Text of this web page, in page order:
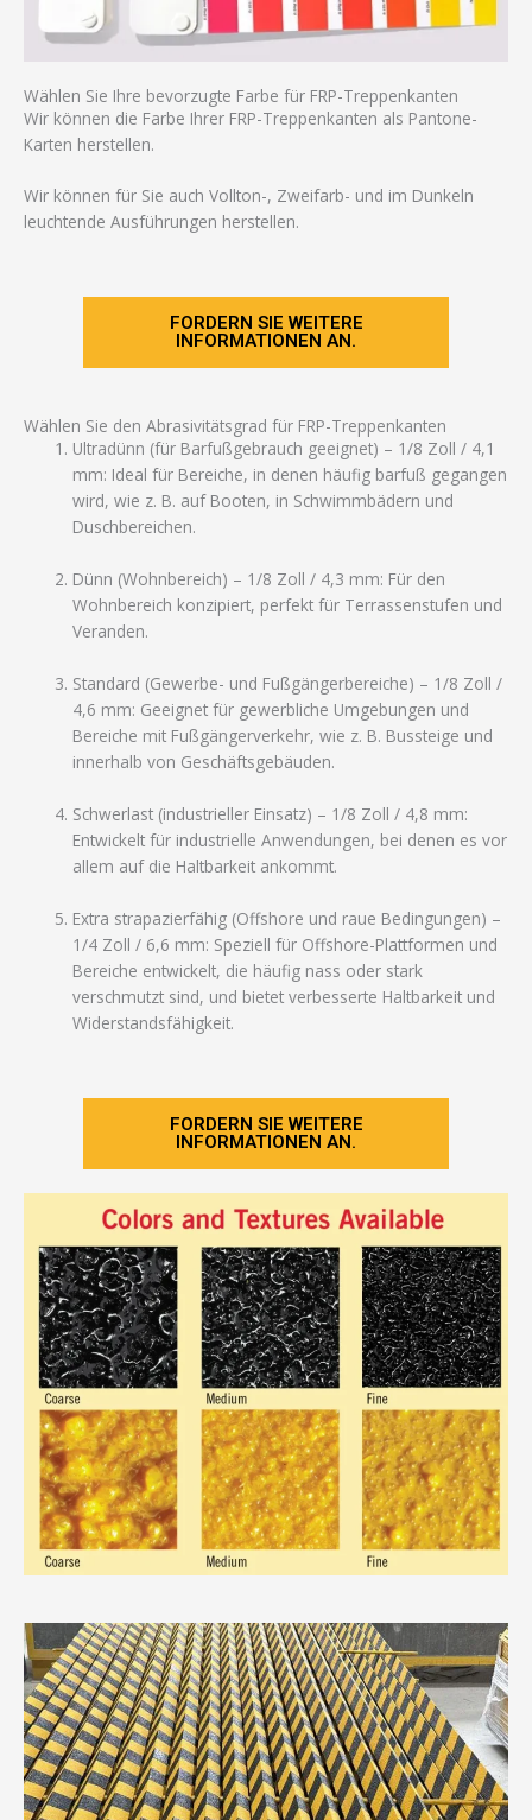
Wählen Sie Ihre bevorzugte Farbe für FRP-Treppenkanten
Wir können die Farbe Ihrer FRP-Treppenkanten als Pantone-
Karten herstellen.
Wir können für Sie auch Vollton-, Zweifarb- und im Dunkeln
leuchtende Ausführungen herstellen.
FORDERN SIE WEITERE
INFORMATIONEN AN.
Wählen Sie den Abrasivitätsgrad für FRP-Treppenkanten
Ultradünn (für Barfußgebrauch geeignet) – 1/8 Zoll / 4,1
mm: Ideal für Bereiche, in denen häufig barfuß gegangen
wird, wie z. B. auf Booten, in Schwimmbädern und
Duschbereichen.
Dünn (Wohnbereich) – 1/8 Zoll / 4,3 mm: Für den
Wohnbereich konzipiert, perfekt für Terrassenstufen und
Veranden.
Standard (Gewerbe- und Fußgängerbereiche) – 1/8 Zoll /
4,6 mm: Geeignet für gewerbliche Umgebungen und
Bereiche mit Fußgängerverkehr, wie z. B. Bussteige und
innerhalb von Geschäftsgebäuden.
Schwerlast (industrieller Einsatz) – 1/8 Zoll / 4,8 mm:
Entwickelt für industrielle Anwendungen, bei denen es vor
allem auf die Haltbarkeit ankommt.
Extra strapazierfähig (Offshore und raue Bedingungen) –
1/4 Zoll / 6,6 mm: Speziell für Offshore-Plattformen und
Bereiche entwickelt, die häufig nass oder stark
verschmutzt sind, und bietet verbesserte Haltbarkeit und
Widerstandsfähigkeit.
FORDERN SIE WEITERE
INFORMATIONEN AN.